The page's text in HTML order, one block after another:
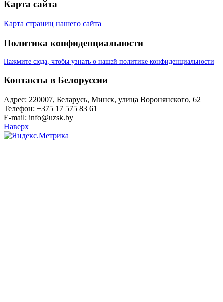
Карта сайта
Карта страниц нашего сайта
Политика конфиденциальности
Нажмите сюда, чтобы узнать о нашей политике конфиденциальности
Контакты в Белоруссии
Адрес: 220007, Беларусь, Минск, улица Воронянского, 62
Телефон: +375 17 575 83 61
E-mail: info@uzsk.by
Наверх